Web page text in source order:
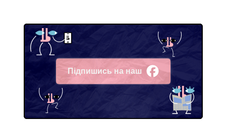
Підпишись на наш
Facebook